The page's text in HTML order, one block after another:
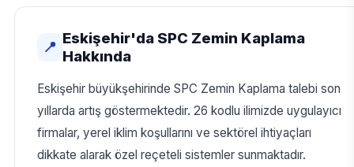
📍
Eskişehir'da SPC Zemin Kaplama
Hakkında
Eskişehir büyükşehirinde SPC Zemin Kaplama talebi son
yıllarda artış göstermektedir. 26 kodlu ilimizde uygulayıcı
firmalar, yerel iklim koşullarını ve sektörel ihtiyaçları
dikkate alarak özel reçeteli sistemler sunmaktadır.